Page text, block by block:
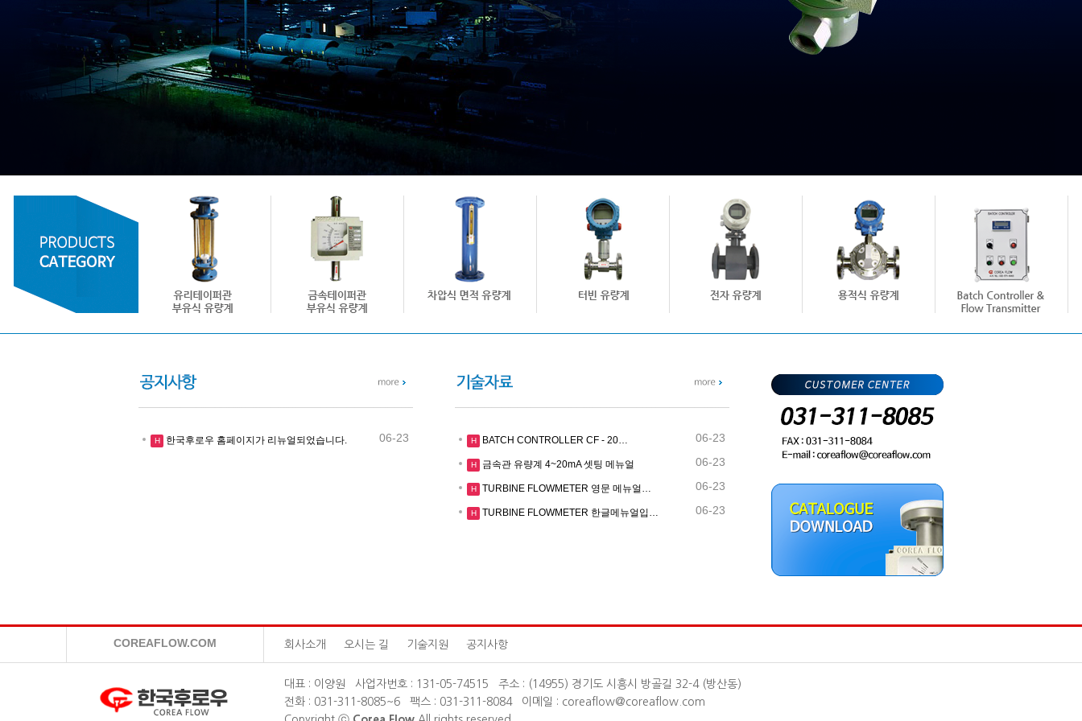
06-23
H 한국후로우 홈페이지가 리뉴얼되었습니다. 06-23
H BATCH CONTROLLER CF - 20…
06-23
H 금속관 유량계 4~20mA 셋팅 메뉴얼
06-23
H TURBINE FLOWMETER 영문 메뉴얼…
06-23
H TURBINE FLOWMETER 한글메뉴얼입…
COREAFLOW.COM 회사소개 오시는 길 기술지원 공지사항
대표 : 이양원 사업자번호 : 131-05-74515 주소 : (14955) 경기도 시흥시 방골길 32-4 (방산동)
전화 : 031-311-8085~6 팩스 : 031-311-8084 이메일 : coreaflow@coreaflow.com